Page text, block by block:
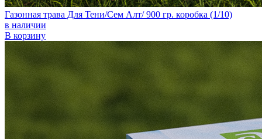
Газонная трава Для Тени/Сем Алт/ 900 гр. коробка (1/10)
в наличии
В корзину